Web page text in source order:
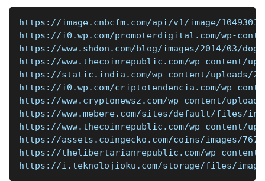
https://image.cnbcfm.com/api/v1/image/
https://i0.wp.com/promoterdigital.com/wp-
https://www.shdon.com/blog/images/2014/03/
https://www.thecoinrepublic.com/wp-content/
https://static.india.com/wp-content/uploads/
https://i0.wp.com/criptotendencia.com/wp-
https://www.cryptonewsz.com/wp-content/
https://www.mebere.com/sites/default/files/
https://www.thecoinrepublic.com/wp-content/
https://assets.coingecko.com/coins/images/
https://thelibertarianrepublic.com/wp-content/
https://i.teknolojioku.com/storage/files/